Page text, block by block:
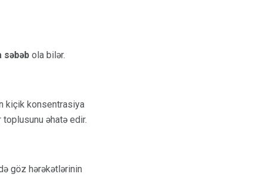
səbəb ola bilər.
kiçik konsentrasiya
əhatə edir.
göz hərəkətlərinin